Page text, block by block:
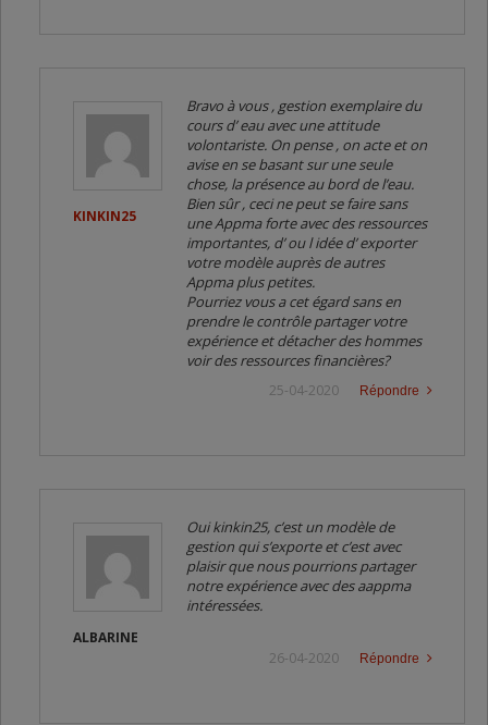
KINKIN25
Bravo à vous , gestion exemplaire du
cours d’ eau avec une attitude
volontariste. On pense , on acte et on
avise en se basant sur une seule
chose, la présence au bord de l’eau.
Bien sûr , ceci ne peut se faire sans
une Appma forte avec des ressources
importantes, d’ ou l idée d’ exporter
votre modèle auprès de autres
Appma plus petites.
Pourriez vous a cet égard sans en
prendre le contrôle partager votre
expérience et détacher des hommes
voir des ressources financières?
Répondre
25-04-2020
ALBARINE
Oui kinkin25, c’est un modèle de
gestion qui s’exporte et c’est avec
plaisir que nous pourrions partager
notre expérience avec des aappma
intéressées.
Répondre
26-04-2020